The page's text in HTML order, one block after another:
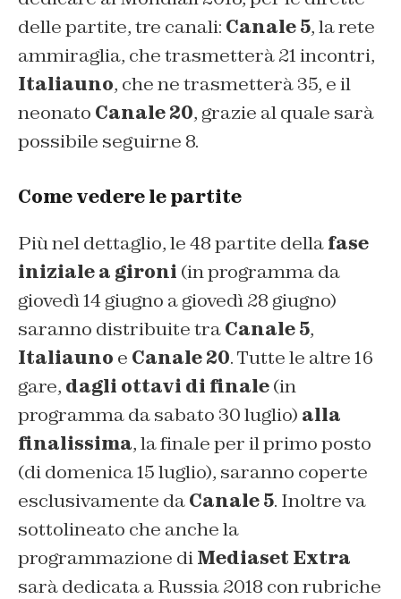
delle partite, tre canali: Canale 5, la rete
ammiraglia, che trasmetterà 21 incontri,
Italiauno, che ne trasmetterà 35, e il
neonato Canale 20, grazie al quale sarà
possibile seguirne 8.
Come vedere le partite
Più nel dettaglio, le 48 partite dellafase
iniziale a gironi (in programma da
giovedì 14 giugno a giovedì 28 giugno)
saranno distribuite traCanale 5,
Italiauno e Canale 20. Tutte le altre 16
gare, dagli ottavi di finale(in
programma da sabato 30 luglio) alla
finalissima, la finale per il primo posto
(di domenica 15 luglio), saranno coperte
esclusivamente daCanale 5. Inoltre va
sottolineato che anche la
programmazione diMediaset Extra
sarà dedicata a Russia 2018 con rubriche